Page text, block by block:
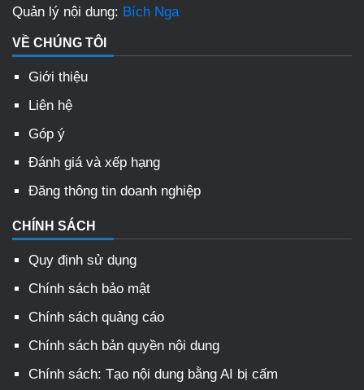
Quản lý nội dung: Bích Nga
VỀ CHÚNG TÔI
Giới thiệu
Liên hệ
Góp ý
Đánh giá và xếp hạng
Đăng thông tin doanh nghiệp
CHÍNH SÁCH
Quy định sử dụng
Chính sách bảo mật
Chính sách quảng cáo
Chính sách bản quyền nội dung
Chính sách: Tạo nội dung bằng AI bị cấm